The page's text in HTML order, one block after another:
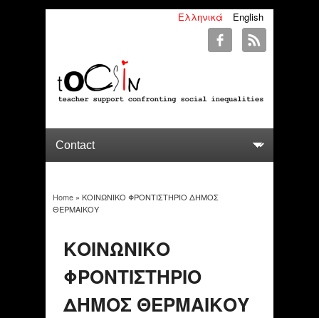
English
Ελληνικά
You are here
Home» ΚΟΙΝΩΝΙΚΟ ΦΡΟΝΤΙΣΤΗΡΙΟ ΔΗΜΟΣ
ΘΕΡΜΑΙΚΟΥ
ΚΟΙΝΩΝΙΚΟ
ΦΡΟΝΤΙΣΤΗΡΙΟ
ΔΗΜΟΣ ΘΕΡΜΑΙΚΟΥ